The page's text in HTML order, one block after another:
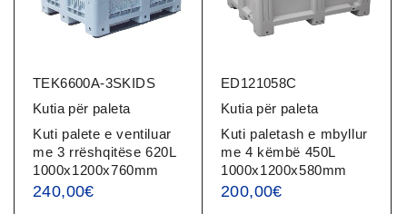
TEK6600A-3SKIDS
Kutia për paleta
Kuti palete e ventiluar
me 3 rrëshqitëse 620L
1000x1200x760mm
240,00€
ED121058C
Kutia për paleta
Kuti paletash e mbyllur
me 4 këmbë 450L
1000x1200x580mm
200,00€